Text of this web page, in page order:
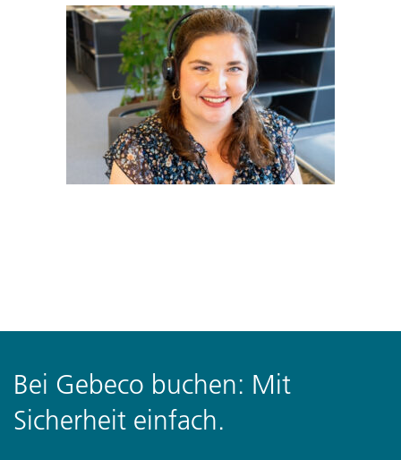
Bei Gebeco buchen: Mit
Sicherheit einfach.